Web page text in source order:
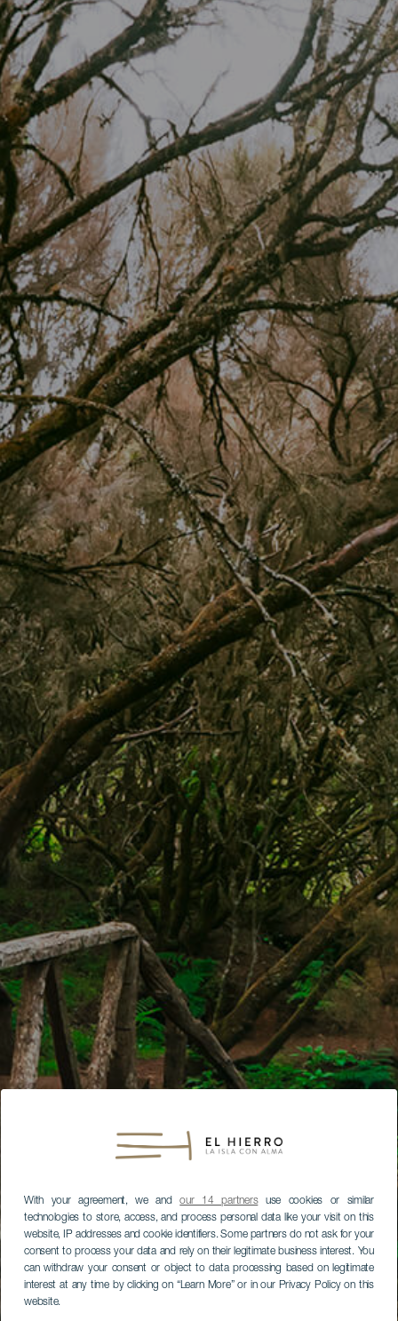
With your agreement, we andour 14 partnersuse cookies or similar
technologies to store, access, and process personal data like your visit on this
website, IP addresses and cookie identifiers. Some partners do not ask for your
consent to process your data and rely on their legitimate business interest. You
can withdraw your consent or object to data processing based on legitimate
interest at any time by clicking on “Learn More” or in our Privacy Policy on this
website.